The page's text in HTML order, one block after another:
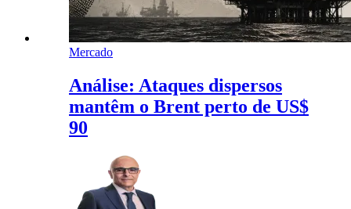
Mercado
Análise: Ataques dispersos
mantêm o Brent perto de US$
90